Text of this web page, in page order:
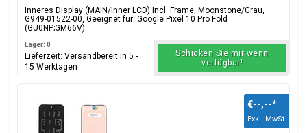
Moonstone/Grau, G949-01522-00
Inneres Display (MAIN/Inner LCD) Incl. Frame, Moonstone/Grau,
G949-01522-00, Geeignet für: Google Pixel 10 Pro Fold
(GU0NP;GM66V)
Lager: 0
Lieferzeit: Versandbereit in 5 -
15 Werktagen
Schicken Sie mir wenn
verfügbar!
€--,--*
Exkl. MwSt.